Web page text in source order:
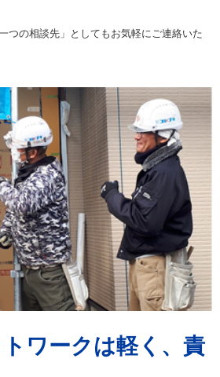
つの相談先」としてもお気軽にご連絡いた
ワークは軽く、責